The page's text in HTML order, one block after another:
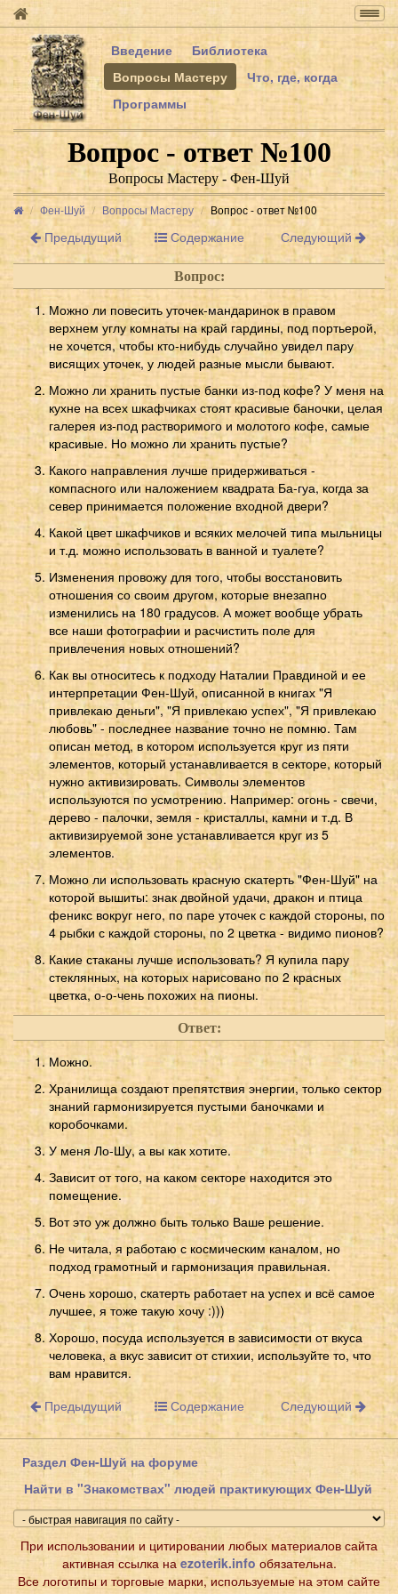
Введение
Библиотека
Вопросы Мастеру
Что, где, когда
Программы
Вопрос - ответ №100
Вопросы Мастеру - Фен-Шуй
Фен-Шуй Вопросы Мастеру Вопрос - ответ №100
Предыдущий Содержание Следующий
Вопрос:
Можно ли повесить уточек-мандаринок в правом
верхнем углу комнаты на край гардины, под портьерой,
не хочется, чтобы кто-нибудь случайно увидел пару
висящих уточек, у людей разные мысли бывают.
Можно ли хранить пустые банки из-под кофе? У меня на
кухне на всех шкафчиках стоят красивые баночки, целая
галерея из-под растворимого и молотого кофе, самые
красивые. Но можно ли хранить пустые?
Какого направления лучше придерживаться -
компасного или наложением квадрата Ба-гуа, когда за
север принимается положение входной двери?
Какой цвет шкафчиков и всяких мелочей типа мыльницы
и т.д. можно использовать в ванной и туалете?
Изменения провожу для того, чтобы восстановить
отношения со своим другом, которые внезапно
изменились на 180 градусов. А может вообще убрать
все наши фотографии и расчистить поле для
привлечения новых отношений?
Как вы относитесь к подходу Наталии Правдиной и ее
интерпретации Фен-Шуй, описанной в книгах "Я
привлекаю деньги", "Я привлекаю успех", "Я привлекаю
любовь" - последнее название точно не помню. Там
описан метод, в котором используется круг из пяти
элементов, который устанавливается в секторе, который
нужно активизировать. Символы элементов
используются по усмотрению. Например: огонь - свечи,
дерево - палочки, земля - кристаллы, камни и т.д. В
активизируемой зоне устанавливается круг из 5
элементов.
Можно ли использовать красную скатерть "Фен-Шуй" на
которой вышиты: знак двойной удачи, дракон и птица
феникс вокруг него, по паре уточек с каждой стороны, по
4 рыбки с каждой стороны, по 2 цветка - видимо пионов?
Какие стаканы лучше использовать? Я купила пару
стеклянных, на которых нарисовано по 2 красных
цветка, о-о-чень похожих на пионы.
Ответ:
Можно.
Хранилища создают препятствия энергии, только сектор
знаний гармонизируется пустыми баночками и
коробочками.
У меня Ло-Шу, а вы как хотите.
Зависит от того, на каком секторе находится это
помещение.
Вот это уж должно быть только Ваше решение.
Не читала, я работаю с космическим каналом, но
подход грамотный и гармонизация правильная.
Очень хорошо, скатерть работает на успех и всё самое
лучшее, я тоже такую хочу :)))
Хорошо, посуда используется в зависимости от вкуса
человека, а вкус зависит от стихии, используйте то, что
вам нравится.
Предыдущий
Содержание Следующий
Раздел Фен-Шуй на форуме
Найти в "Знакомствах" людей практикующих Фен-Шуй
При использовании и цитировании любых материалов сайта
активная ссылка наezoterik.info обязательна.
Все логотипы и торговые марки, используемые на этом сайте